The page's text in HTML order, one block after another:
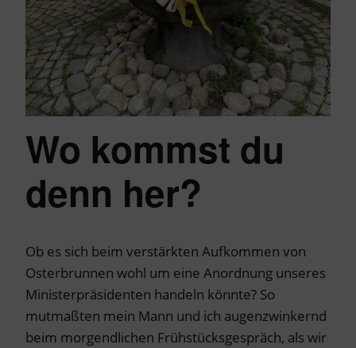
Wo kommst du
denn her?
Ob es sich beim verstärkten Aufkommen von
Osterbrunnen wohl um eine Anordnung unseres
Ministerpräsidenten handeln könnte? So
mutmaßten mein Mann und ich augenzwinkernd
beim morgendlichen Frühstücksgespräch, als wir